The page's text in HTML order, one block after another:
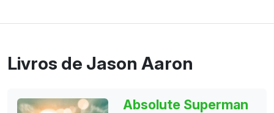
Livros de Jason Aaron
Absolute Superman